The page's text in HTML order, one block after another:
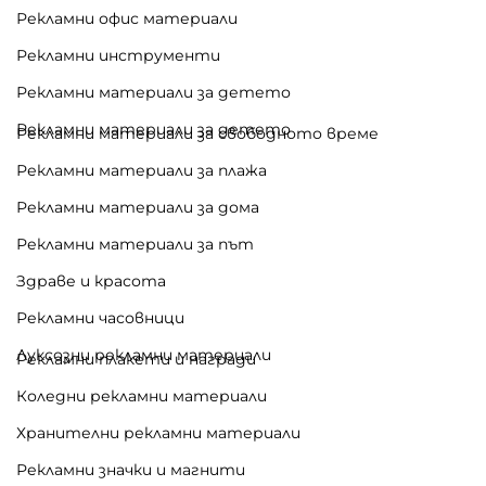
Рекламни офис материали
Рекламни инструменти
Рекламни материали за детето
Рекламни материали за детето
Рекламни материали за свободното време
Рекламни материали за плажа
Рекламни материали за дома
Рекламни материали за път
Здраве и красота
Рекламни часовници
Луксозни рекламни материали
Рекламни плакети и награди
Коледни рекламни материали
Хранителни рекламни материали
Рекламни значки и магнити